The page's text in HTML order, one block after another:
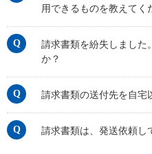
個人年金保険
変額保険
マーケットリンク
用できるものを教えてく
請求書類を紛失しました
か？
請求書類の送付先を自宅
請求書類は、発送依頼し